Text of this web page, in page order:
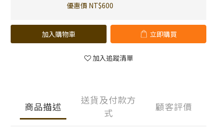
優惠價 NT$600
加入購物車 立即購買
加入追蹤清單
商品描述
送貨及付款方
式
顧客評價